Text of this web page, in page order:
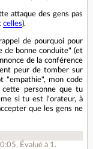
attaque des gens pas
celles).
de pourquoi pour
de bonne conduite" (et
de la conférence
peur de tomber sur
"empathie", mon code
personne que tu
si tu est l'orateur, à
que les gens ne
. Évalué à 1 .